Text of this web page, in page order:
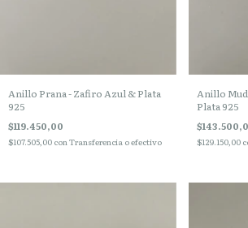
Anillo Prana - Zafiro Azul & Plata
925
$119.450,00
$107.505,00 con Transferencia o efectivo
Anillo
Plata 925
$129.150,00